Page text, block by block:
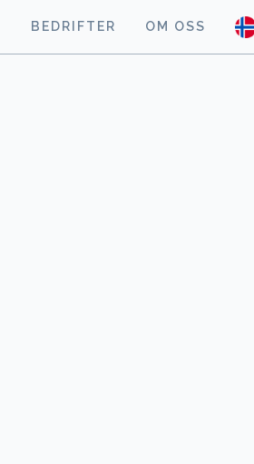
BEDRIFTER OM OSS